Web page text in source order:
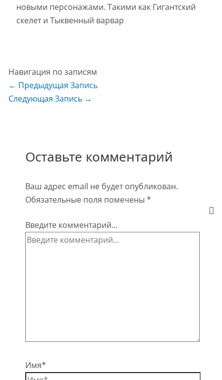
новыми персонажами. Такими как Гигантский
скелет и Тыквенный варвар
Навигация по записям
← Предыдущая Запись
Следующая Запись →
Оставьте комментарий
Ваш адрес email не будет опубликован.
Обязательные поля помечены *
Введите комментарий...
Имя*